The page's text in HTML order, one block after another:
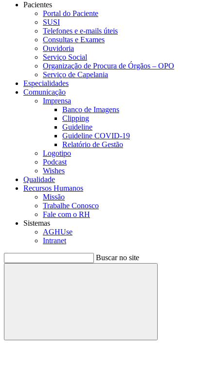
Pacientes
Portal do Paciente
SUSI
Telefones e e-mails úteis
Consultas e Exames
Ouvidoria
Serviço Social
Organização de Procura de Órgãos – OPO
Serviço de Capelania
Especialidades
Comunicação
Imprensa
Banco de Imagens
Clipping
Guideline
Guideline COVID-19
Relatório de Gestão
Logotipo
Podcast
Wishes
Qualidade
Recursos Humanos
Missão
Trabalhe Conosco
Fale com o RH
Sistemas
AGHUse
Intranet
Buscar no site
Buscar